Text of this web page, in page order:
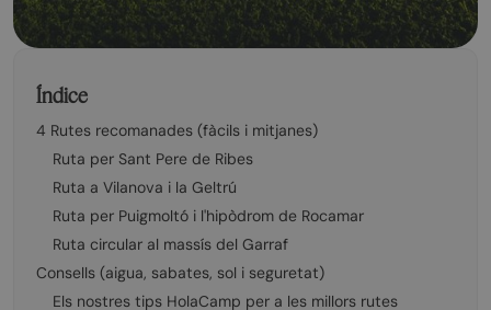
Índice
4 Rutes recomanades (fàcils i mitjanes)
Ruta per Sant Pere de Ribes
Ruta a Vilanova i la Geltrú
Ruta per Puigmoltó i l'hipòdrom de Rocamar
Ruta circular al massís del Garraf
Consells (aigua, sabates, sol i seguretat)
Els nostres tips HolaCamp per a les millors rutes